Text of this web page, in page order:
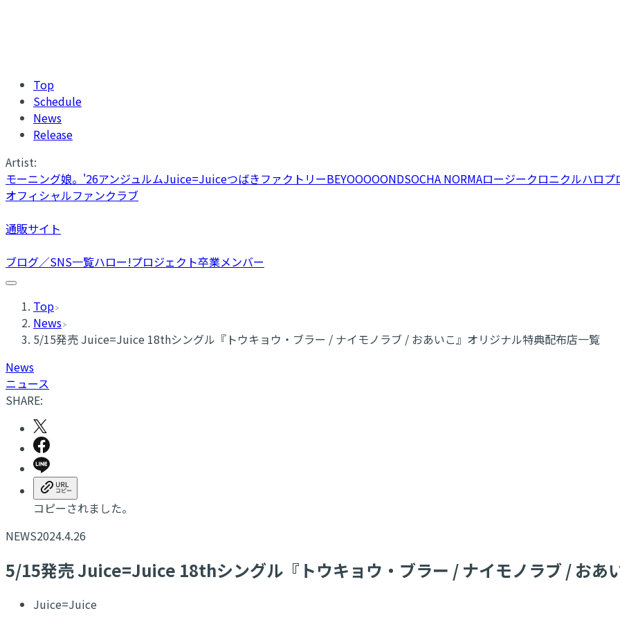
Top
Schedule
News
Release
Artist:
モーニング娘。'26アンジュルムJuice=JuiceつばきファクトリーBEYOOOOONDSOCHA NORMAロージークロニクルハロプ
オフィシャルファンクラブ
通販サイト
ブログ／SNS一覧ハロー!プロジェクト卒業メンバー
Top
News
5/15発売 Juice=Juice 18thシングル『トウキョウ・ブラー / ナイモノラブ / おあいこ』オリジナル特典配布店一覧
News
ニュース
SHARE:
コピーされました。
NEWS2024.4.26
5/15発売 Juice=Juice 18thシングル『トウキョウ・ブラー / ナイモノラブ / おあ
Juice=Juice